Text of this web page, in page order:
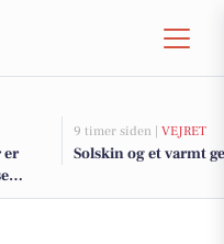
er
9 timer siden | VEJRET
Solskin og et varmt